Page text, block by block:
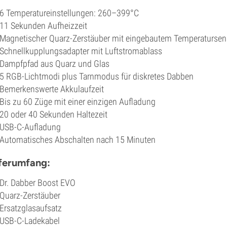
6 Temperatureinstellungen: 260–399°C
11 Sekunden Aufheizzeit
Magnetischer Quarz-Zerstäuber mit eingebautem
Schnellkupplungsadapter mit Luftstromablass
Dampfpfad aus Quarz und Glas
5 RGB-Lichtmodi plus Tarnmodus für diskretes Dabben
Bemerkenswerte Akkulaufzeit
Bis zu 60 Züge mit einer einzigen Aufladung
20 oder 40 Sekunden Haltezeit
USB-C-Aufladung
Automatisches Abschalten nach 15 Minuten
Dr. Dabber Boost EVO
Quarz-Zerstäuber
Ersatzglasaufsatz
USB-C-Ladekabel